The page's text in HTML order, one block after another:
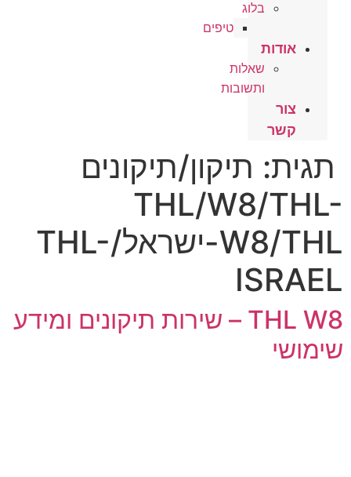
בלוג
טיפים
אודות
שאלות
ותשובות
צור
קשר
תגית: תיקון/תיקונים
THL/W8/THL-
W8/THL-ישראל/THL-
ISRAEL
THL W8 – שירות תיקונים ומידע
שימושי